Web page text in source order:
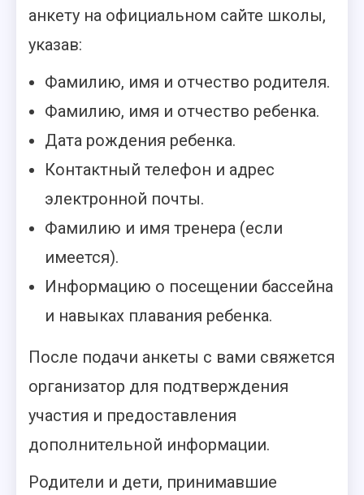
анкету на официальном сайте школы,
указав:
Фамилию, имя и отчество родителя.
Фамилию, имя и отчество ребенка.
Дата рождения ребенка.
Контактный телефон и адрес
электронной почты.
Фамилию и имя тренера (если
имеется).
Информацию о посещении бассейна
и навыках плавания ребенка.
После подачи анкеты с вами свяжется
организатор для подтверждения
участия и предоставления
дополнительной информации.
Родители и дети, принимавшие